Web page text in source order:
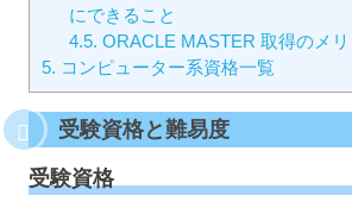
にできること
4.5. ORACLE MASTER 取得のメリ
5. コンピューター系資格一覧
受験資格と難易度
受験資格